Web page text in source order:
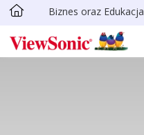
Skip to main content
Biznes oraz Edukacja